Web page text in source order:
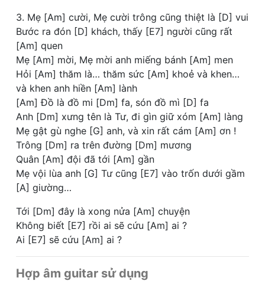
3. Mẹ [Am] cười, Mẹ cười trông cũng thiệt là [D] vui
Bước ra đón [D] khách, thấy [E7] người cũng rất
[Am] quen
Mẹ [Am] mời, Mẹ mời anh miếng bánh [Am] men
Hỏi [Am] thăm là… thăm sức [Am] khoẻ và khen…
và khen anh hiền [Am] lành
[Am] Đồ là đồ mi [Dm] fa, són đồ mì [D] fa
Anh [Dm] xưng tên là Tư, đi gìn giữ xóm [Am] làng
Mẹ gật gù nghe [G] anh, và xin rất cám [Am] ơn !
Trông [Dm] ra trên đường [Dm] mương
Quân [Am] đội đã tới [Am] gần
Mẹ vội lùa anh [G] Tư cũng [E7] vào trốn dưới gầm
[A] giường…
Tới [Dm] đây là xong nửa [Am] chuyện
Không biết [E7] rồi ai sẽ cứu [Am] ai ?
Ai [E7] sẽ cứu [Am] ai ?
Hợp âm guitar sử dụng